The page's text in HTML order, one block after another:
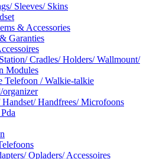
Sleeves/ Skins
& Accessories
Garanties
Cradles/ Holders/ Wallmount/
Modules
Telefoon / Walkie-talkie
organizer
Handset/ Handfrees/ Microfoons
Opladers/ Accessoires